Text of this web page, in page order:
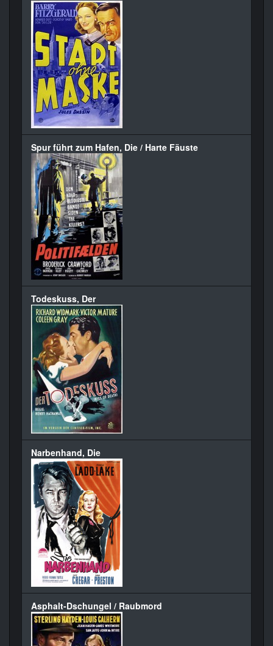
Spur führt zum Hafen, Die / Harte Fäuste
Todeskuss, Der
Narbenhand, Die
Asphalt-Dschungel / Raubmord